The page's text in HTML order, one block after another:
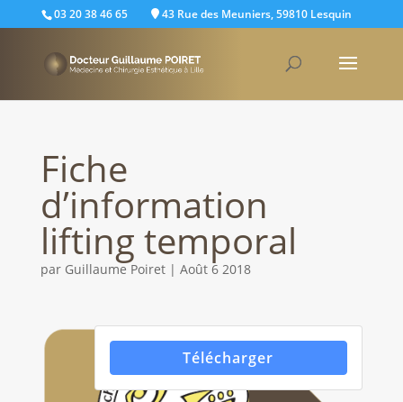
03 20 38 46 65 43 Rue des Meuniers, 59810 Lesquin
Fiche
d’information
lifting temporal
par Guillaume Poiret| Août 6 2018
Télécharger